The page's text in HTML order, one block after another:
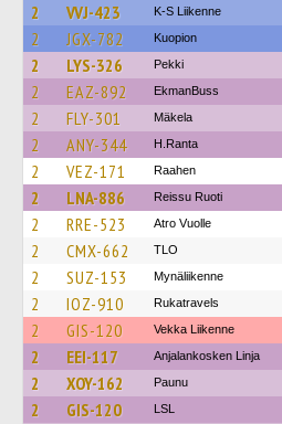
2 VVJ-423 K-S Liikenne
2 JGX-782 Kuopion
2 LYS-326 Pekki
2 EAZ-892 EkmanBuss
2 FLY-301 Mäkela
2 ANY-344 H.Ranta
2 VEZ-171 Raahen
2 LNA-886 Reissu Ruoti
2 RRE-523 Atro Vuolle
2 CMX-662 TLO
2 SUZ-153 Mynäliikenne
2 IOZ-910 Rukatravels
2 GIS-120 Vekka Liikenne
2 EEI-117 Anjalankosken Linja
2 XOY-162 Paunu
2 GIS-120 LSL